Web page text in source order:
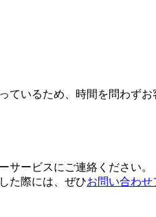
いるため、時間を問わずお
ービスにご連絡ください。
た際には、ぜひお問い合わせ